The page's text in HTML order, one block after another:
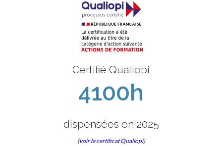
Certifié Qualiopi
4100h
dispensées en 2025
(voir le certificat Qualiopi)